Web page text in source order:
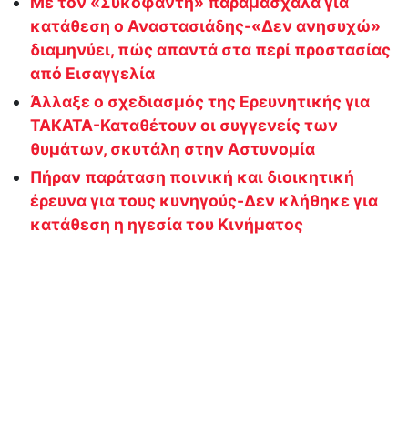
κατάθεση ο Αναστασιάδης-«Δεν ανησυχώ»
διαμηνύει, πώς απαντά στα περί προστασίας
από Εισαγγελία
Άλλαξε ο σχεδιασμός της Ερευνητικής για
ΤΑΚΑΤΑ-Καταθέτουν οι συγγενείς των
θυμάτων, σκυτάλη στην Αστυνομία
Πήραν παράταση ποινική και διοικητική
έρευνα για τους κυνηγούς-Δεν κλήθηκε για
κατάθεση η ηγεσία του Κινήματος